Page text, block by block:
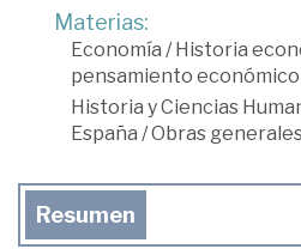
Materias:
Economía /Historia
pensamiento económico
Historia y Ciencias
España /Obras
Resumen